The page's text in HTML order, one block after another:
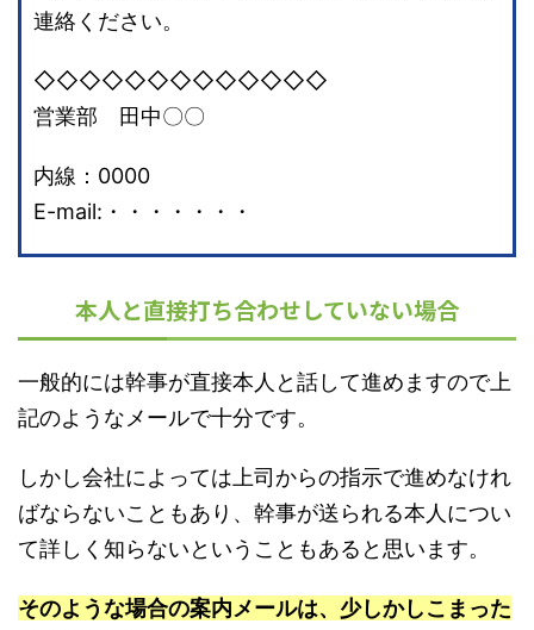
連絡ください。
◇◇◇◇◇◇◇◇◇◇◇◇◇
営業部 田中〇〇
内線：0000
E-mail:・・・・・・・
本人と直接打ち合わせしていない場合
一般的には幹事が直接本人と話して進めますので上
記のようなメールで十分です。
しかし会社によっては上司からの指示で進めなけれ
ばならないこともあり、幹事が送られる本人につい
て詳しく知らないということもあると思います。
そのような場合の案内メールは、少しかしこまった